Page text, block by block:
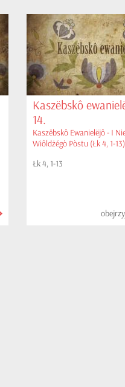
Kaszëbskô
14.
Kaszëbskô Ewanielëjô - I
Wiôldżégò Pòstu (Łk 4, 1-13)
Łk 4, 1-13